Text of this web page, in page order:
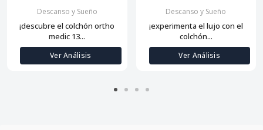
Descanso y Sueño
¡descubre el colchón ortho
medic 13...
Ver Análisis
Descanso y Sueño
¡experimenta el lujo con el
colchón...
Ver Análisis